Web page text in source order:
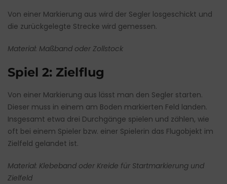
Von einer Markierung aus wird der Segler losgeschickt und
die zurückgelegte Strecke wird gemessen.
Material: Maßband oder Zollstock
Spiel 2: Zielflug
Von einer Markierung aus lässt man den Segler starten.
Dieser muss in einem am Boden markierten Feld landen.
Insgesamt etwa drei Durchgänge spielen und zählen, wie
oft bei einem Spieler bzw. einer Spielerin das Flugobjekt im
Zielfeld gelandet ist.
Material: Klebeband oder Kreide für Startmarkierung und
Zielfeld